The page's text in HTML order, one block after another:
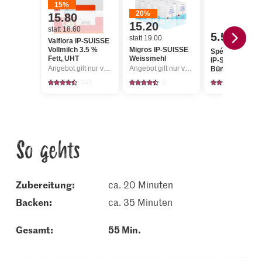
15%
15.80
statt 18.60
Valflora IP-SUISSE
Vollmilch 3.5 %
Fett, UHT
Angebot gilt nur vom 6.8. bis 12.8.2026, solange Vorrat.
20%
15.20
statt 19.00
Migros IP-SUISSE
Weissmehl
Angebot gilt nur vom 6.8. bis 12.8.2026, solange Vorrat.
5.50
Spécialité
IP-SUISSE
Bündner
Rohschinken
hauchdünn
So gehts
Zubereitung:
ca. 20 Minuten
backen:
ca. 35 Minuten
Gesamt: 55 Min.